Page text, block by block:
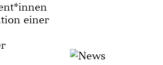
einer